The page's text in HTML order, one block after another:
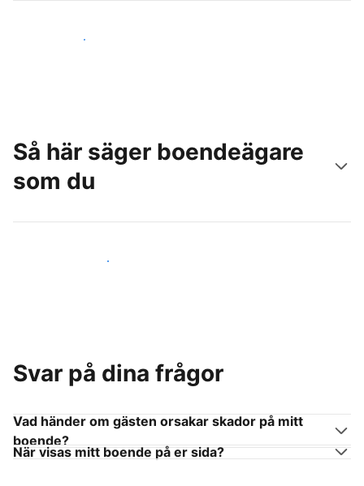
Nå nya gäster idag
Så här säger boendeägare
som du
Anslut dig till andra värdar
Svar på dina frågor
Vad händer om gästen orsakar skador på mitt
boende?
När visas mitt boende på er sida?